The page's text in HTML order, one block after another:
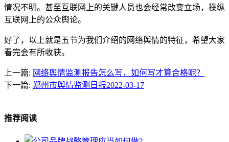
情况不明。甚至互联网上的关键人员也会经常改变立场，操纵
互联网上的公众舆论。
好了，以上就是五节为我们介绍的网络舆情的特征，希望大家
看完会有所收获。
上一篇: 网络舆情监测报告怎么写，如何写才算合格呢？
下一篇: 郑州市舆情监测日报2022-03-17
推荐阅读